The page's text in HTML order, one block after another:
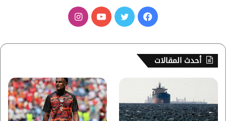
س
ب
ك
ي
و
ب
ت
ق
ر
أحدث المقالات